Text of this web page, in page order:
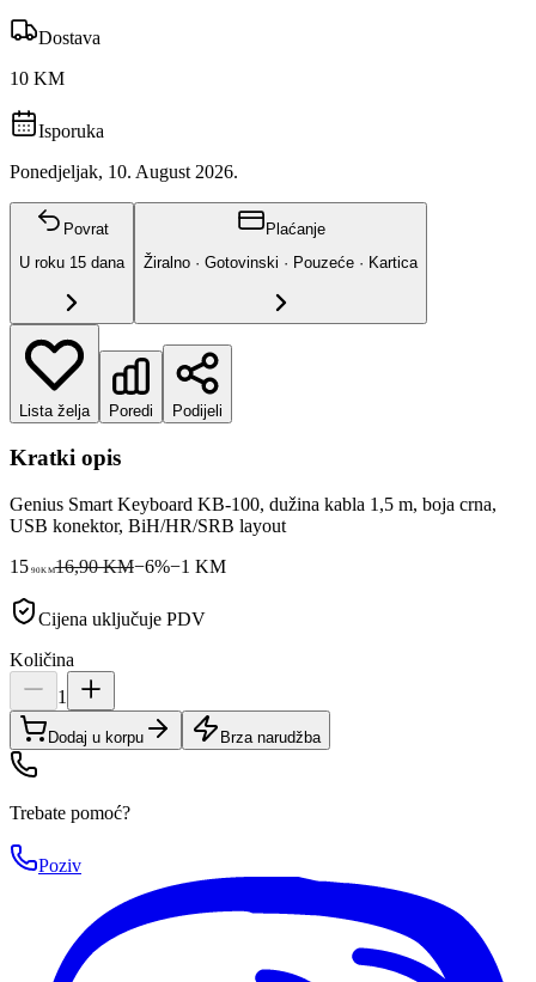
Dostava
10 KM
Isporuka
Ponedjeljak, 10. August 2026.
Povrat
U roku 15 dana
Plaćanje
Žiralno · Gotovinski · Pouzeće · Kartica
Lista želja Poredi Podijeli
Kratki opis
Genius Smart Keyboard KB-100, dužina kabla 1,5 m, boja crna,
USB konektor, BiH/HR/SRB layout
15 90KM16,90 KM−6%−1 KM
Cijena uključuje PDV
Količina
1
Dodaj u korpu Brza narudžba
Trebate pomoć?
Poziv